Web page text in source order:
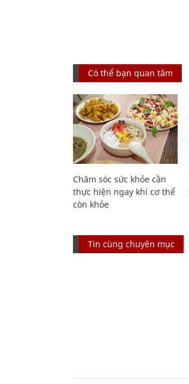
Có thể bạn quan tâm
Chăm sóc sức khỏe cần
thực hiện ngay khi cơ thể
còn khỏe
Tin cùng chuyên mục